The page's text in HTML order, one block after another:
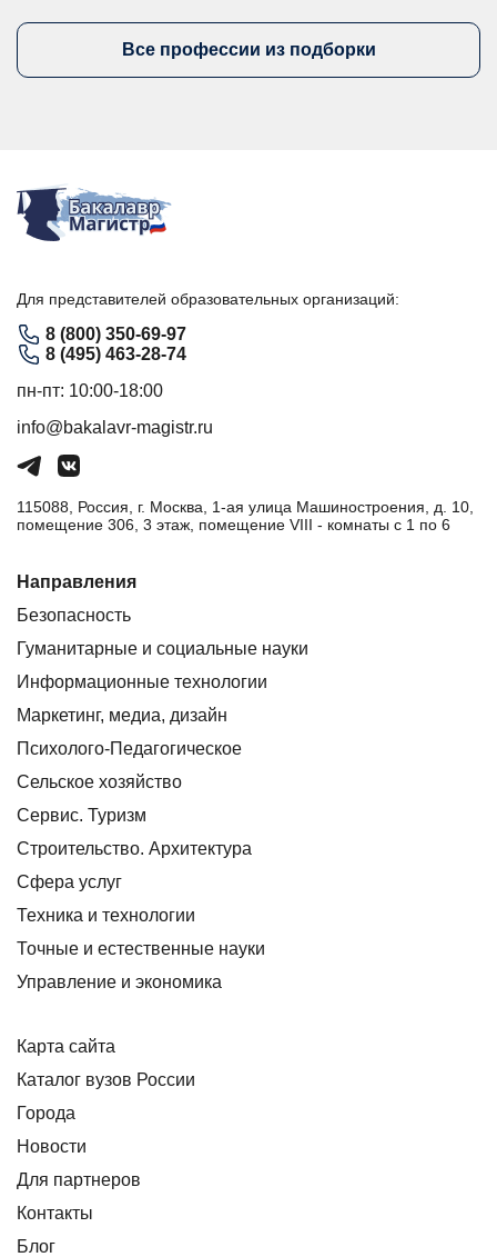
Все профессии из подборки
Для представителей образовательных организаций:
8 (800) 350-69-97
8 (495) 463-28-74
пн-пт: 10:00-18:00
info@bakalavr-magistr.ru
115088, Россия, г. Москва, 1-ая улица Машиностроения, д. 10,
помещение 306, 3 этаж, помещение VIII - комнаты с 1 по 6
Направления
Безопасность
Гуманитарные и социальные науки
Информационные технологии
Маркетинг, медиа, дизайн
Психолого-Педагогическое
Сельское хозяйство
Сервис. Туризм
Строительство. Архитектура
Сфера услуг
Техника и технологии
Точные и естественные науки
Управление и экономика
Карта сайта
Каталог вузов России
Города
Новости
Для партнеров
Контакты
Блог